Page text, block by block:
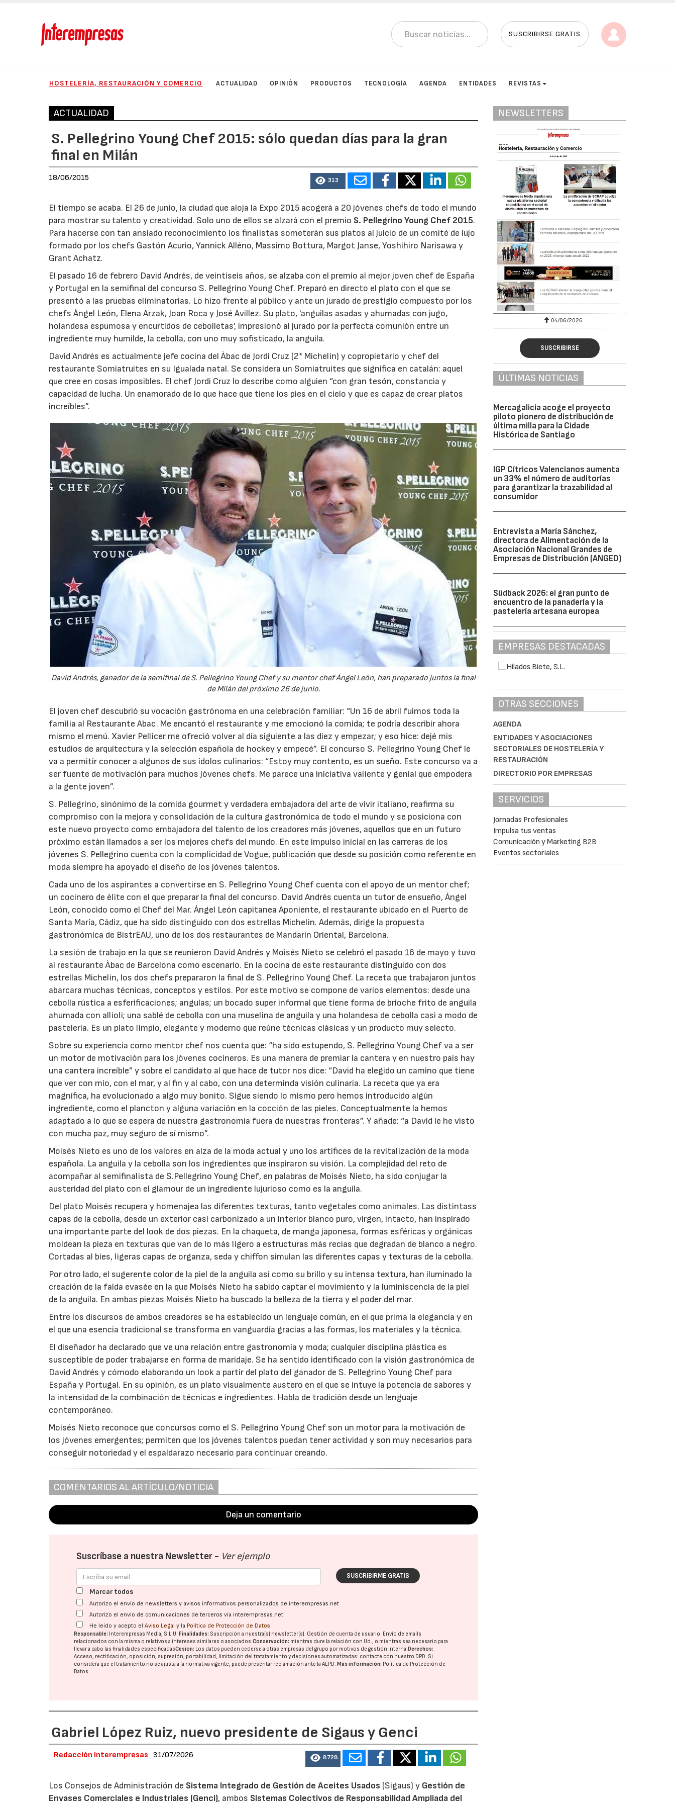
SUSCRIBIRSE GRATIS
HOSTELERÍA, RESTAURACIÓN Y COMERCIO ACTUALIDAD OPINIÓN PRODUCTOS TECNOLOGÍA AGENDA ENTIDADES REVISTAS
ACTUALIDAD
S. Pellegrino Young Chef 2015: sólo quedan días para la gran
final en Milán
18/06/2015 313
El tiempo se acaba. El 26 de junio, la ciudad que aloja la Expo 2015 acogerá a 20 jóvenes chefs de todo el mundo
para mostrar su talento y creatividad. Solo uno de ellos se alzará con el premio S. Pellegrino Young Chef 2015.
Para hacerse con tan ansiado reconocimiento los finalistas someterán sus platos al juicio de un comité de lujo
formado por los chefs Gastón Acurio, Yannick Alléno, Massimo Bottura, Margot Janse, Yoshihiro Narisawa y
Grant Achatz.
El pasado 16 de febrero David Andrés, de veintiseis años, se alzaba con el premio al mejor joven chef de España
y Portugal en la semifinal del concurso S. Pellegrino Young Chef. Preparó en directo el plato con el que se
presentó a las pruebas eliminatorias. Lo hizo frente al público y ante un jurado de prestigio compuesto por los
chefs Ángel León, Elena Arzak, Joan Roca y José Avillez. Su plato, 'anguilas asadas y ahumadas con jugo,
holandesa espumosa y encurtidos de cebolletas', impresionó al jurado por la perfecta comunión entre un
ingrediente muy humilde, la cebolla, con uno muy sofisticado, la anguila.
David Andrés es actualmente jefe cocina del Àbac de Jordi Cruz (2* Michelin) y copropietario y chef del
restaurante Somiatruites en su Igualada natal. Se considera un Somiatruites que significa en catalán: aquel
que cree en cosas imposibles. El chef Jordi Cruz lo describe como alguien “con gran tesón, constancia y
capacidad de lucha. Un enamorado de lo que hace que tiene los pies en el cielo y que es capaz de crear platos
increíbles”.
David Andrés, ganador de la semifinal de S. Pellegrino Young Chef y su mentor chef Ángel León, han preparado juntos la final
de Milán del próximo 26 de junio.
El joven chef descubrió su vocación gastrónoma en una celebración familiar: “Un 16 de abril fuimos toda la
familia al Restaurante Abac. Me encantó el restaurante y me emocionó la comida; te podría describir ahora
mismo el menú. Xavier Pellicer me ofreció volver al día siguiente a las diez y empezar; y eso hice: dejé mis
estudios de arquitectura y la selección española de hockey y empecé”. El concurso S. Pellegrino Young Chef le
va a permitir conocer a algunos de sus ídolos culinarios: “Estoy muy contento, es un sueño. Este concurso va a
ser fuente de motivación para muchos jóvenes chefs. Me parece una iniciativa valiente y genial que empodera
a la gente joven”.
S. Pellegrino, sinónimo de la comida gourmet y verdadera embajadora del arte de vivir italiano, reafirma su
compromiso con la mejora y consolidación de la cultura gastronómica de todo el mundo y se posiciona con
este nuevo proyecto como embajadora del talento de los creadores más jóvenes, aquellos que en un futuro
próximo están llamados a ser los mejores chefs del mundo. En este impulso inicial en las carreras de los
jóvenes S. Pellegrino cuenta con la complicidad de Vogue, publicación que desde su posición como referente en
moda siempre ha apoyado el diseño de los jóvenes talentos.
Cada uno de los aspirantes a convertirse en S. Pellegrino Young Chef cuenta con el apoyo de un mentor chef;
un cocinero de élite con el que preparar la final del concurso. David Andrés cuenta un tutor de ensueño, Ángel
León, conocido como el Chef del Mar. Ángel León capitanea Aponiente, el restaurante ubicado en el Puerto de
Santa María, Cádiz, que ha sido distinguido con dos estrellas Michelin. Además, dirige la propuesta
gastronómica de BistrEAU, uno de los dos restaurantes de Mandarin Oriental, Barcelona.
La sesión de trabajo en la que se reunieron David Andrés y Moisés Nieto se celebró el pasado 16 de mayo y tuvo
al restaurante Àbac de Barcelona como escenario. En la cocina de este restaurante distinguido con dos
estrellas Michelin, los dos chefs prepararon la final de S. Pellegrino Young Chef. La receta que trabajaron juntos
abarcara muchas técnicas, conceptos y estilos. Por este motivo se compone de varios elementos: desde una
cebolla rústica a esferificaciones; angulas; un bocado super informal que tiene forma de brioche frito de anguila
ahumada con allioli; una sablé de cebolla con una muselina de anguila y una holandesa de cebolla casi a modo de
pastelería. Es un plato limpio, elegante y moderno que reúne técnicas clásicas y un producto muy selecto.
Sobre su experiencia como mentor chef nos cuenta que: “ha sido estupendo, S. Pellegrino Young Chef va a ser
un motor de motivación para los jóvenes cocineros. Es una manera de premiar la cantera y en nuestro país hay
una cantera increíble” y sobre el candidato al que hace de tutor nos dice: “David ha elegido un camino que tiene
que ver con mío, con el mar, y al fin y al cabo, con una determinda visión culinaria. La receta que ya era
magnífica, ha evolucionado a algo muy bonito. Sigue siendo lo mismo pero hemos introducido algún
ingrediente, como el plancton y alguna variación en la cocción de las pieles. Conceptualmente la hemos
adaptado a lo que se espera de nuestra gastronomía fuera de nuestras fronteras”. Y añade: “a David le he visto
con mucha paz, muy seguro de sí mismo”.
Moisés Nieto es uno de los valores en alza de la moda actual y uno los artífices de la revitalización de la moda
española. La anguila y la cebolla son los ingredientes que inspiraron su visión. La complejidad del reto de
acompañar al semifinalista de S.Pellegrino Young Chef, en palabras de Moisés Nieto, ha sido conjugar la
austeridad del plato con el glamour de un ingrediente lujurioso como es la anguila.
Del plato Moisés recupera y homenajea las diferentes texturas, tanto vegetales como animales. Las distintass
capas de la cebolla, desde un exterior casi carbonizado a un interior blanco puro, vírgen, intacto, han inspirado
una importante parte del look de dos piezas. En la chaqueta, de manga japonesa, formas esféricas y orgánicas
moldean la pieza en texturas que van de lo más ligero a estructuras más recias que degradan de blanco a negro.
Cortadas al bies, ligeras capas de organza, seda y chiffon simulan las diferentes capas y texturas de la cebolla.
Por otro lado, el sugerente color de la piel de la anguila así como su brillo y su intensa textura, han iluminado la
creación de la falda evasée en la que Moisés Nieto ha sabido captar el movimiento y la luminiscencia de la piel
de la anguila. En ambas piezas Moisés Nieto ha buscado la belleza de la tierra y el poder del mar.
Entre los discursos de ambos creadores se ha establecido un lenguaje común, en el que prima la elegancia y en
el que una esencia tradicional se transforma en vanguardia gracias a las formas, los materiales y la técnica.
El diseñador ha declarado que ve una relación entre gastronomía y moda; cualquier disciplina plástica es
susceptible de poder trabajarse en forma de maridaje. Se ha sentido identificado con la visión gastronómica de
David Andrés y cómodo elaborando un look a partir del plato del ganador de S. Pellegrino Young Chef para
España y Portugal. En su opinión, es un plato visualmente austero en el que se intuye la potencia de sabores y
la intensidad de la combinación de técnicas e ingredientes. Habla de tradición desde un lenguaje
contemporáneo.
Moisés Nieto reconoce que concursos como el S. Pellegrino Young Chef son un motor para la motivación de
los jóvenes emergentes; permiten que los jóvenes talentos puedan tener actividad y son muy necesarios para
conseguir notoriedad y el espaldarazo necesario para continuar creando.
COMENTARIOS AL ARTÍCULO/NOTICIA
Deja un comentario
Suscríbase a nuestra Newsletter - Ver ejemplo
SUSCRIBIRME GRATIS
Marcar todos
Autorizo el envío de newsletters y avisos informativos personalizados de interempresas.net
Autorizo el envío de comunicaciones de terceros vía interempresas.net
He leído y acepto elAviso Legal y la Política de Protección de Datos
Responsable: Interempresas Media, S.L.U. Finalidades: Suscripción a nuestra(s) newsletter(s). Gestión de cuenta de usuario. Envío de emails
relacionados con la misma o relativos a intereses similares o asociados.Conservación: mientras dure la relación con Ud., o mientras sea necesario para
llevar a cabo las finalidades especificadasCesión: Los datos pueden cederse a otras empresas del grupo por motivos de gestión interna. Derechos:
Acceso, rectificación, oposición, supresión, portabilidad, limitación del tratatamiento y decisiones automatizadas: contacte con nuestro DPD. Si
considera que el tratamiento no se ajusta a la normativa vigente, puede presentar reclamación ante laAEPD. Más información: Política de Protección de
Datos
Gabriel López Ruiz, nuevo presidente de Sigaus y Genci
Redacción Interempresas 31/07/2026 8728
Los Consejos de Administración de Sistema Integrado de Gestión de Aceites Usados (Sigaus) y Gestión de
Envases Comerciales e Industriales (Genci), ambos Sistemas Colectivos de Responsabilidad Ampliada del
NEWSLETTERS
04/06/2026
SUSCRIBIRSE
ÚLTIMAS NOTICIAS
Mercagalicia acoge el proyecto
piloto pionero de distribución de
última milla para la Cidade
Histórica de Santiago
IGP Cítricos Valencianos aumenta
un 33% el número de auditorías
para garantizar la trazabilidad al
consumidor
Entrevista a María Sánchez,
directora de Alimentación de la
Asociación Nacional Grandes de
Empresas de Distribución (ANGED)
Südback 2026: el gran punto de
encuentro de la panadería y la
pastelería artesana europea
EMPRESAS DESTACADAS
OTRAS SECCIONES
AGENDA
ENTIDADES Y ASOCIACIONES
SECTORIALES DE HOSTELERÍA Y
RESTAURACIÓN
DIRECTORIO POR EMPRESAS
SERVICIOS
Jornadas Profesionales
Impulsa tus ventas
Comunicación y Marketing B2B
Eventos sectoriales